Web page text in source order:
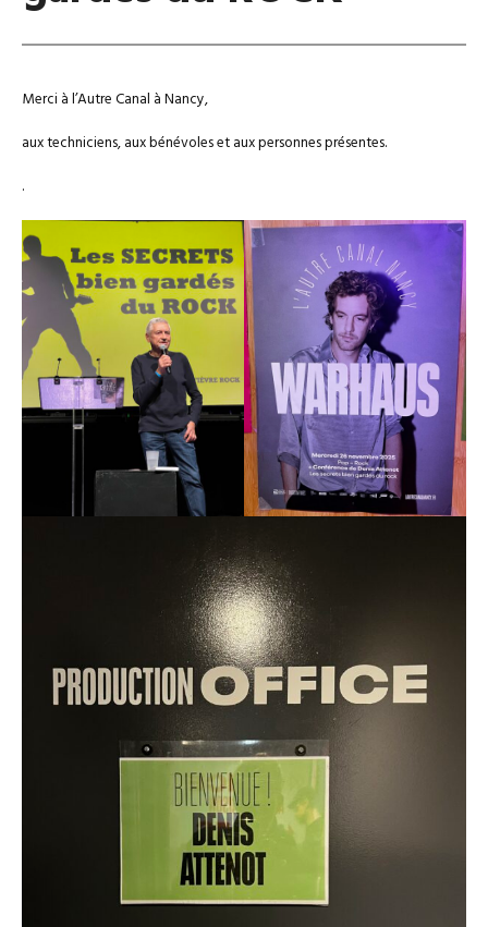
Merci à l’Autre Canal à Nancy,
aux techniciens, aux bénévoles et aux personnes présentes.
.